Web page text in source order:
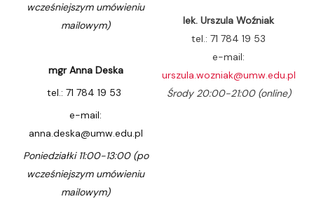
wcześniejszym umówieniu
mailowym)
mgr Anna Deska
tel.: 71 784 19 53
e-mail:
anna.deska@umw.edu.pl
Poniedziałki 11:00-13:00 (po
wcześniejszym umówieniu
mailowym)
lek. Urszula Woźniak
tel.: 71 784 19 53
e-mail:
urszula.wozniak@umw.edu.pl
Środy 20:00-21:00 (online)